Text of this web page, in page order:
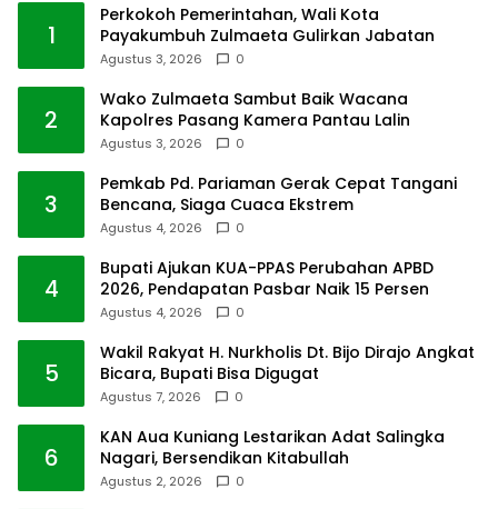
1
Perkokoh Pemerintahan, Wali Kota
Payakumbuh Zulmaeta Gulirkan Jabatan
Agustus 3, 2026 0
2
Wako Zulmaeta Sambut Baik Wacana
Kapolres Pasang Kamera Pantau Lalin
Agustus 3, 2026 0
3
Pemkab Pd. Pariaman Gerak Cepat Tangani
Bencana, Siaga Cuaca Ekstrem
Agustus 4, 2026 0
4
Bupati Ajukan KUA-PPAS Perubahan APBD
2026, Pendapatan Pasbar Naik 15 Persen
Agustus 4, 2026 0
5
Wakil Rakyat H. Nurkholis Dt. Bijo Dirajo Angkat
Bicara, Bupati Bisa Digugat
Agustus 7, 2026 0
6
KAN Aua Kuniang Lestarikan Adat Salingka
Nagari, Bersendikan Kitabullah
Agustus 2, 2026 0